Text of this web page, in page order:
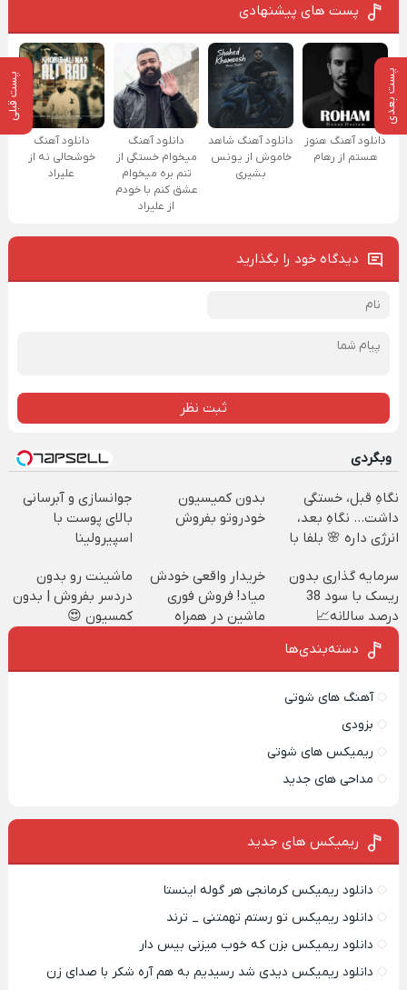
پست بعدی پست قبلی
پست های پیشنهادی
دانلود آهنگ هنوز
هستم از رهام
دانلود آهنگ شاهد
خاموش از یونس
بشیری
دانلود آهنگ
میخوام خستگی از
تنم بره میخوام
عشق کنم با خودم
از علیراد
دانلود آهنگ
خوشحالی نه از
علیراد
دیدگاه خود را بگذارید
ثبت نظر
وبگردی
نگاهِ قبل، خستگی
داشت... نگاهِ بعد،
انرژی داره 🌸 بلفا با
بدون کمیسیون
خودروتو بفروش
جوانسازی و آبرسانی
بالای پوست با
اسپیرولینا
سرمایه گذاری بدون
ریسک با سود 38
درصد سالانه📈
خریدار واقعی خودش
میاد! فروش فوری
ماشین در همراه
ماشینت رو بدون
دردسر بفروش | بدون
کمسیون 😍
دسته‌بندی‌ها
آهنگ های شوتی
بزودی
ریمیکس های شوتی
مداحی های جدید
ریمیکس‌ های جدید
دانلود ریمیکس کرمانجی هر گوله اینستا
دانلود ریمیکس تو رستم تهمتنی _ ترند
دانلود ریمیکس بزن که خوب میزنی بیس دار
دانلود ریمیکس دیدی شد رسیدیم به هم آره شکر با صدای زن